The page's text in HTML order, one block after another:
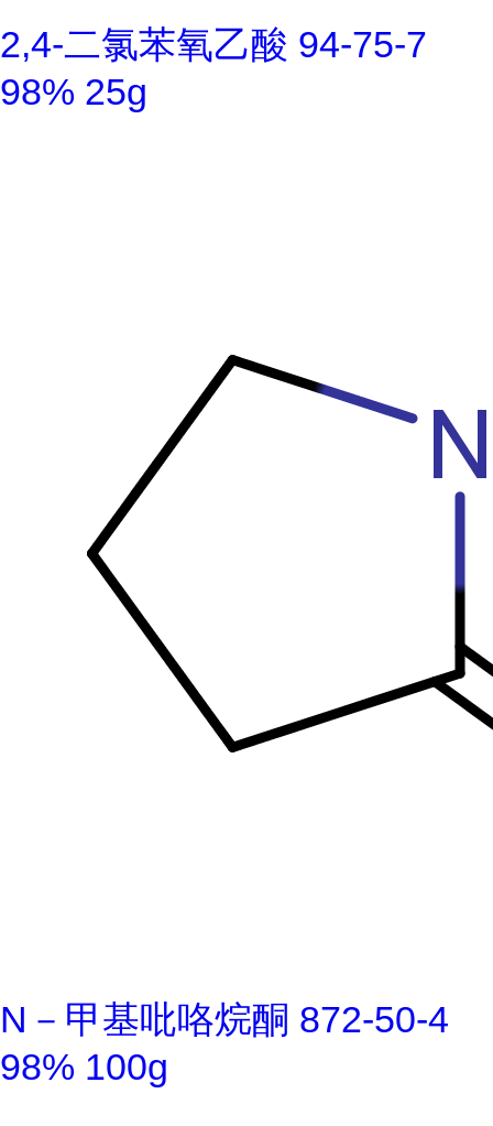
2,4-二氯苯氧乙酸 94-75-7
98% 25g
N－甲基吡咯烷酮 872-50-4
98% 100g